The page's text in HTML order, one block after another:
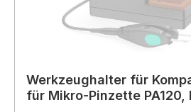
Werkzeughalter für
für Mikro-Pinzette PA120,